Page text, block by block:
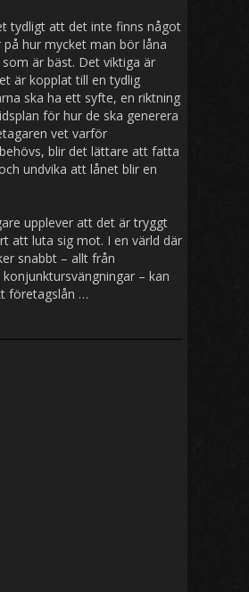
tydligt att det inte finns något
på hur mycket man bör låna
som är bäst. Det viktiga är
är kopplat till en tydlig
ska ha ett syfte, en riktning
för hur de ska generera
vet varför
blir det lättare att fatta
undvika att lånet blir en
upplever att det är tryggt
att luta sig mot. I en värld där
snabbt – allt från
– kan
företagslån …